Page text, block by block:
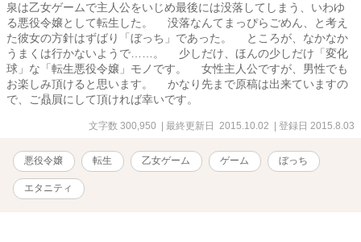
泉は乙女ゲームで主人公をいじめ最後には没落してしまう、いわゆ
る悪役令嬢として転生した。 没落なんてまっぴらごめん、と考え
た彼女の方針はずばり「ぼっち」であった。 ところが、なかなか
うまくは行かないようで……。 少しだけ、ほんの少しだけ「変化
球」な「転生悪役令嬢」モノです。 女性主人公ですが、男性でも
お楽しみ頂けると思います。 かなり先まで原稿は出来ていますの
で、ご贔屓にして頂ければ幸いです。
文字数 300,950 | 最終更新日 2015.10.02 | 登録日 2015.8.03
悪役令嬢 転生 乙女ゲーム ゲーム ぼっち
エタニティ